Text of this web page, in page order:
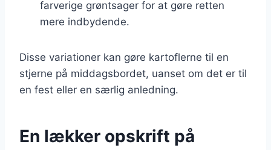
farverige grøntsager for at gøre retten
mere indbydende.
Disse variationer kan gøre kartoflerne til en
stjerne på middagsbordet, uanset om det er til
en fest eller en særlig anledning.
En lækker opskrift på